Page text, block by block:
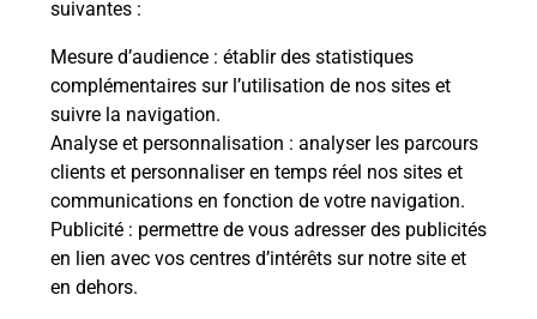
suivantes :
Mesure d’audience : établir des statistiques
complémentaires sur l’utilisation de nos sites et
suivre la navigation.
Analyse et personnalisation : analyser les parcours
clients et personnaliser en temps réel nos sites et
communications en fonction de votre navigation.
Publicité : permettre de vous adresser des publicités
en lien avec vos centres d’intérêts sur notre site et
en dehors.
S'inscrire au code de la route
Vous cherchez à passer votre code de la route auto
ou moto dans la commune Laon ? Découvrez toutes
nos solutions.
En savoir plus